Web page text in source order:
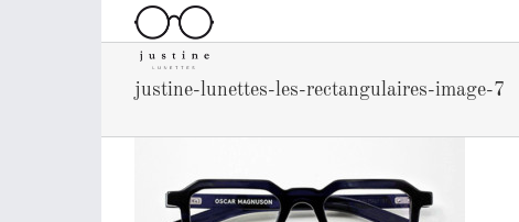
justine-lunettes-les-rectangulaires-image-7